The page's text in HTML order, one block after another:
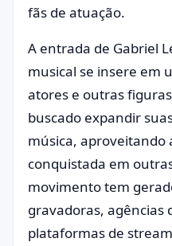
fãs de atuação.
A entrada de Gabriel
musical se insere em
atores e outras
buscado expandir
música, aproveitando
conquistada em
movimento tem
gravadoras, agências
plataformas de